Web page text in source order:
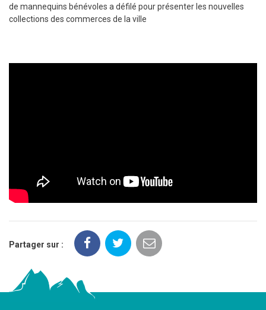
de mannequins bénévoles a défilé pour présenter les nouvelles
collections des commerces de la ville
Partager sur :